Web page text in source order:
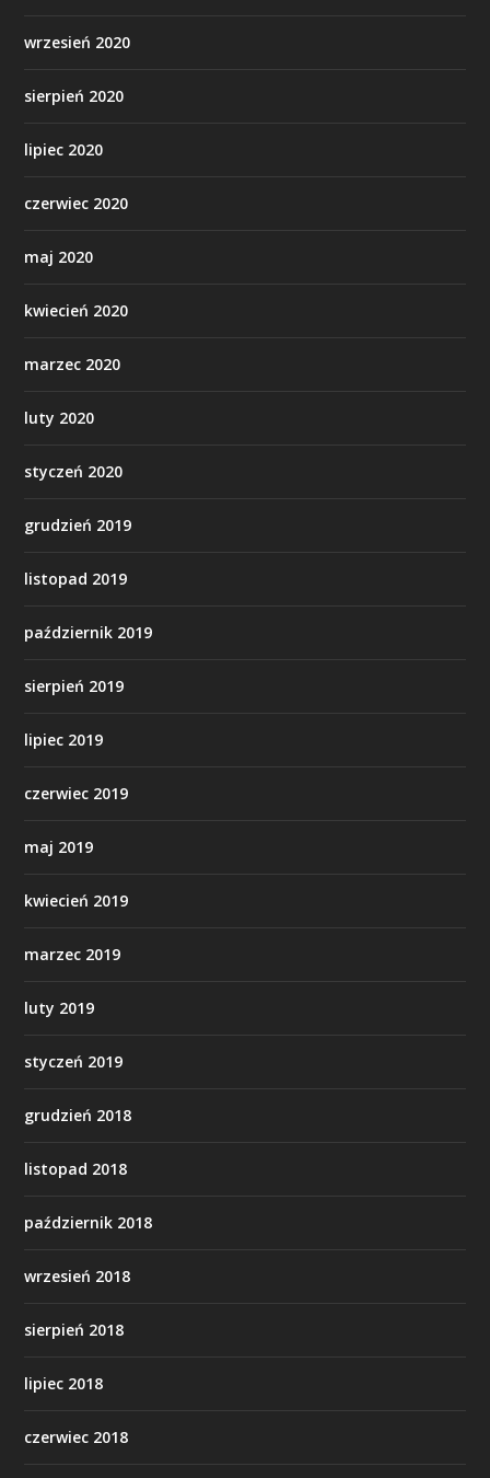
wrzesień 2020
sierpień 2020
lipiec 2020
czerwiec 2020
maj 2020
kwiecień 2020
marzec 2020
luty 2020
styczeń 2020
grudzień 2019
listopad 2019
październik 2019
sierpień 2019
lipiec 2019
czerwiec 2019
maj 2019
kwiecień 2019
marzec 2019
luty 2019
styczeń 2019
grudzień 2018
listopad 2018
październik 2018
wrzesień 2018
sierpień 2018
lipiec 2018
czerwiec 2018